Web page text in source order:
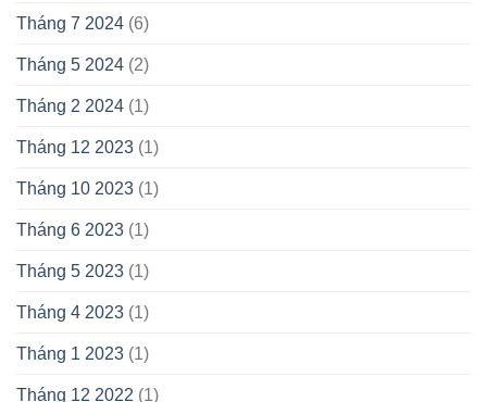
Tháng 7 2024 (6)
Tháng 5 2024 (2)
Tháng 2 2024 (1)
Tháng 12 2023 (1)
Tháng 10 2023 (1)
Tháng 6 2023 (1)
Tháng 5 2023 (1)
Tháng 4 2023 (1)
Tháng 1 2023 (1)
Tháng 12 2022 (1)